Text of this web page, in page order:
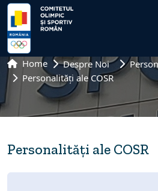
Home Despre Noi
Personalități ale COSR
Personalități ale COSR